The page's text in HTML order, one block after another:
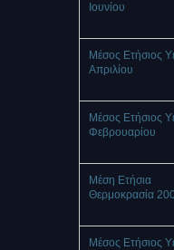
Ιουνίου
Μέσος Ετήσιος
Απριλίου
Μέσος Ετήσιος
Φεβρουαρίου
Μέση Ετήσια
Θερμοκρασία
Μέσος Ετήσιος